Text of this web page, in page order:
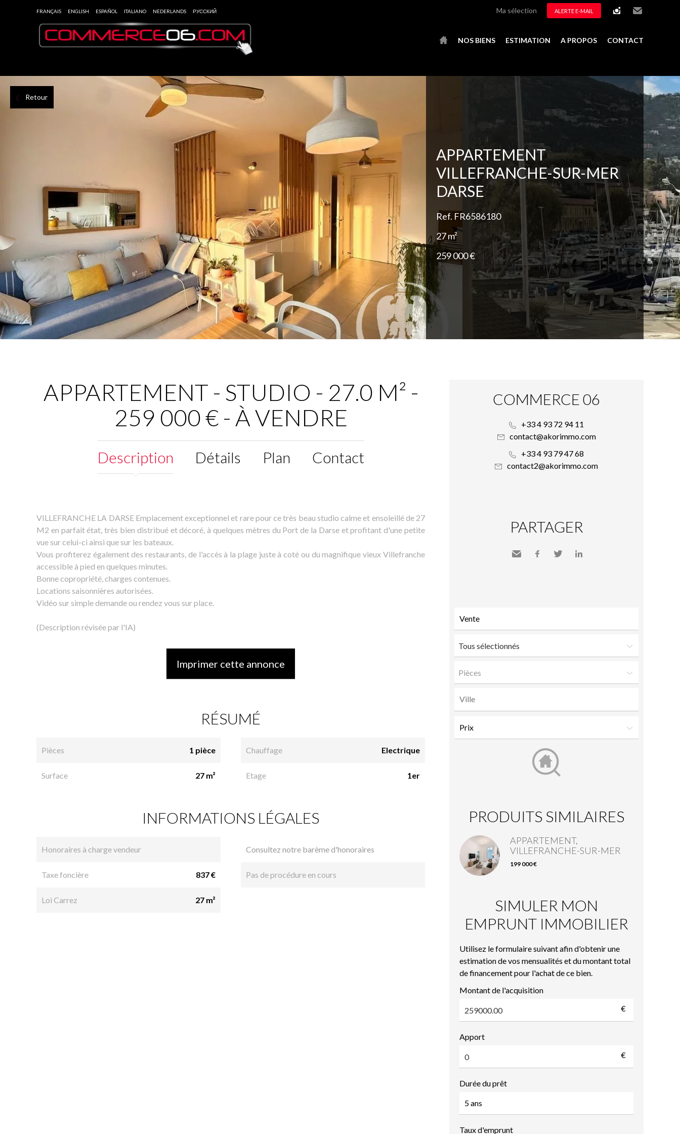
FRANÇAIS ENGLISH ESPAÑOL ITALIANO NEDERLANDS РУССКИЙ Ma sélection ALERTE E-MAIL
NOS BIENS ESTIMATION A PROPOS CONTACT
Retour
Ajouter à la sélection
APPARTEMENT
VILLEFRANCHE-SUR-MER
DARSE
Ref. FR6586180
27 m²
259 000 €
APPARTEMENT - STUDIO - 27.0 M² -
259 000 € - À VENDRE
Description Détails Plan Contact
VILLEFRANCHE LA DARSE Emplacement exceptionnel et rare pour ce très beau studio calme et ensoleillé de 27
M2 en parfait état, très bien distribué et décoré, à quelques mètres du Port de la Darse et profitant d'une petite
vue sur celui-ci ainsi que sur les bateaux.
Vous profiterez également des restaurants, de l'accès à la plage juste à coté ou du magnifique vieux Villefranche
accessible à pied en quelques minutes.
Bonne copropriété, charges contenues.
Locations saisonnières autorisées.
Vidéo sur simple demande ou rendez vous sur place.
(Description révisée par l'IA)
Imprimer cette annonce
RÉSUMÉ
Pièces 1 pièce
Surface 27 m²
Chauffage Electrique
Etage 1er
INFORMATIONS LÉGALES
Honoraires à charge vendeur
Taxe foncière 837 €
Loi Carrez 27 m²
Consultez notre barème d'honoraires
Pas de procédure en cours
COMMERCE 06
+33 4 93 72 94 11
contact@akorimmo.com
+33 4 93 79 47 68
contact2@akorimmo.com
PARTAGER
Tous sélectionnés
Pièces
PRODUITS SIMILAIRES
APPARTEMENT,
VILLEFRANCHE-SUR-MER
199 000 €
SIMULER MON
EMPRUNT IMMOBILIER
Utilisez le formulaire suivant afin d'obtenir une
estimation de vos mensualités et du montant total
de financement pour l'achat de ce bien.
Montant de l'acquisition
€
Apport
€
Durée du prêt
Taux d'emprunt